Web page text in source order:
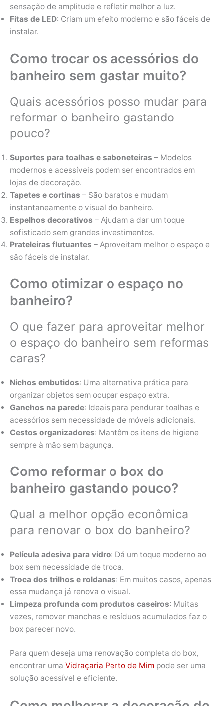
sensação de amplitude e refletir melhor a luz.
Fitas de LED: Criam um efeito moderno e são fáceis de
instalar.
Como trocar os acessórios do
banheiro sem gastar muito?
Quais acessórios posso mudar para
reformar o banheiro gastando
pouco?
Suportes para toalhas e saboneteiras – Modelos
modernos e acessíveis podem ser encontrados em
lojas de decoração.
Tapetes e cortinas – São baratos e mudam
instantaneamente o visual do banheiro.
Espelhos decorativos – Ajudam a dar um toque
sofisticado sem grandes investimentos.
Prateleiras flutuantes – Aproveitam melhor o espaço e
são fáceis de instalar.
Como otimizar o espaço no
banheiro?
O que fazer para aproveitar melhor
o espaço do banheiro sem reformas
caras?
Nichos embutidos: Uma alternativa prática para
organizar objetos sem ocupar espaço extra.
Ganchos na parede: Ideais para pendurar toalhas e
acessórios sem necessidade de móveis adicionais.
Cestos organizadores: Mantêm os itens de higiene
sempre à mão sem bagunça.
Como reformar o box do
banheiro gastando pouco?
Qual a melhor opção econômica
para renovar o box do banheiro?
Película adesiva para vidro: Dá um toque moderno ao
box sem necessidade de troca.
Troca dos trilhos e roldanas: Em muitos casos, apenas
essa mudança já renova o visual.
Limpeza profunda com produtos caseiros: Muitas
vezes, remover manchas e resíduos acumulados faz o
box parecer novo.
Para quem deseja uma renovação completa do box,
encontrar uma Vidraçaria Perto de Mim pode ser uma
solução acessível e eficiente.